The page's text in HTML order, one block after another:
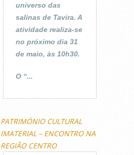
universo das
salinas de Tavira. A
atividade realiza-se
no próximo dia 31
de maio, às 10h30.
O “...
PATRIMÓNIO CULTURAL
IMATERIAL – ENCONTRO NA
REGIÃO CENTRO